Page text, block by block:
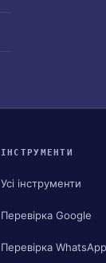
ІНСТРУМЕНТИ
Усі інструменти
Перевірка Google
Перевірка WhatsApp